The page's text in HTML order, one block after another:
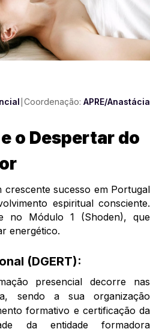
Coordenação: APRE/Anastácia
o Despertar do
crescente sucesso em Portugal
espiritual consciente.
no Módulo 1 (Shoden), que
energético.
(DGERT):
presencial decorre nas
sendo a sua organização
formativo e certificação da
da entidade formadora